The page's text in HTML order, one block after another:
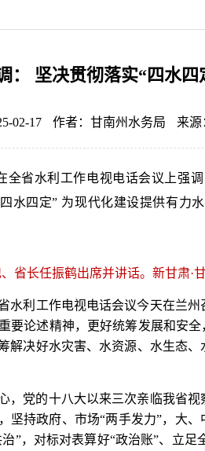
： 坚决贯彻落实“四水
02-17 作者：甘南州水务局 来源
全省水利工作电视电话会议上强调
水四定” 为现代化建设提供有力
省长任振鹤出席并讲话。新甘肃·
水利工作电视电话会议今天在兰
论述精神，更好统筹发展和安
决好水灾害、水资源、水生态
党的十八大以来三次亲临我省
持政府、市场“两手发力”，大
”，对标对表算好“政治账”、立